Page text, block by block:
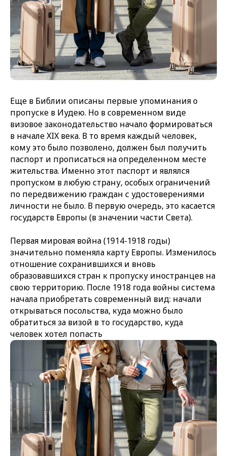
Еще в Библии описаны первые упоминания о
пропуске в Иудею. Но в современном виде
визовое законодательство начало формироваться
в начале XIX века. В то время каждый человек,
кому это было позволено, должен был получить
паспорт и прописаться на определенном месте
жительства. Именно этот паспорт и являлся
пропуском в любую страну, особых ограничений
по передвижению граждан с удостоверениями
личности не было. В первую очередь, это касается
государств Европы (в значении части Света).
Первая мировая война (1914-1918 годы)
значительно поменяла карту Европы. Изменилось
отношение сохранившихся и вновь
образовавшихся стран к пропуску иностранцев на
свою территорию. После 1918 года войны система
начала приобретать современный вид: начали
открываться посольства, куда можно было
обратиться за визой в то государство, куда
человек хотел попасть